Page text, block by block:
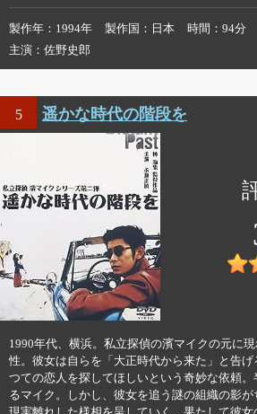
製作年 1994年 製作国 日本 時間 94分
主演
佐野史郎
5 遥かな時代の階段を
1990年代、横浜。私立探偵の濱マイクの元に
性。彼女は自らを「大正時代から来た」と告
つての恋人を探してほしいという奇妙な依頼
るマイク。しかし、彼女を追う謎の組織の影